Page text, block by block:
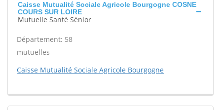
Caisse Mutualité Sociale Agricole Bourgogne COSNE
COURS SUR LOIRE
Mutuelle Santé Sénior
Département: 58
mutuelles
Caisse Mutualité Sociale Agricole Bourgogne